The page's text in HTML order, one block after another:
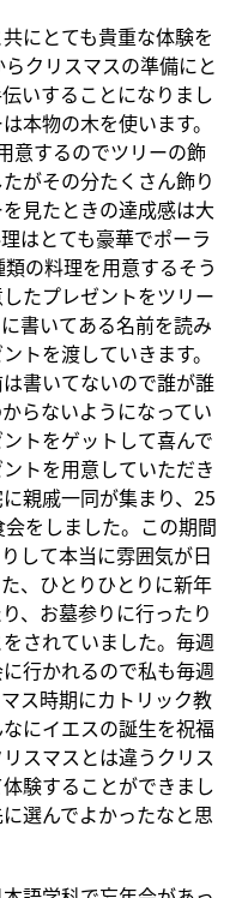
にとても貴重な体験を
クリスマスの準備にと
いすることになりまし
本物の木を使います。
意するのでツリーの飾
がその分たくさん飾り
見たときの達成感は大
はとても豪華でポーラ
の料理を用意するそう
たプレゼントをツリー
書いてある名前を読み
トを渡していきます。
書いてないので誰が誰
らないようになってい
トをゲットして喜んで
トを用意していただき
親戚一同が集まり、25
をしました。この期間
して本当に雰囲気が日
、ひとりひとりに新年
、お墓参りに行ったり
されていました。毎週
行かれるので私も毎週
ス時期にカトリック教
にイエスの誕生を祝福
スマスとは違うクリス
験することができまし
選んでよかったなと思